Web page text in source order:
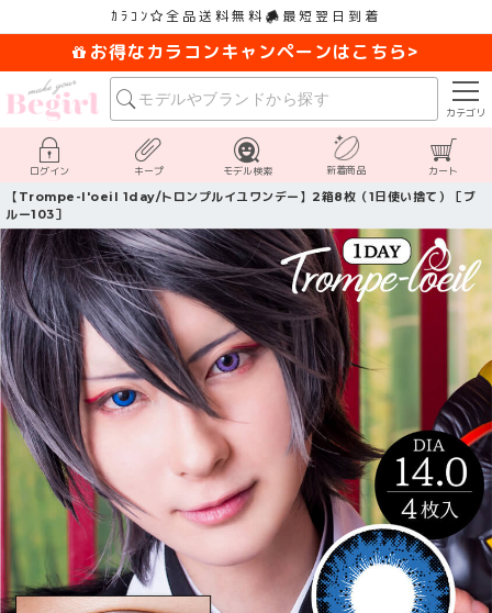
ｶﾗｺﾝ 全品送料無料 最短翌日到着
お得なカラコンキャンペーンはこちら>
カテゴリ
ログイン キープ モデル検索 新着商品 カート
【Trompe-l'oeil 1day/トロンプルイユワンデー】2箱8枚（1日使い捨て）［ブ
ルー103］